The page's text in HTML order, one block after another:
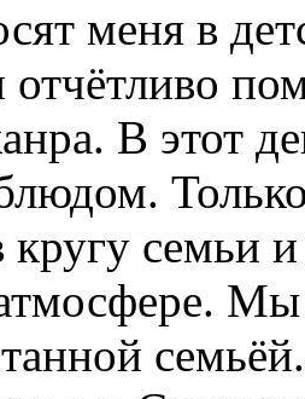
меня в
отчётливо
В этот
кругу семьи